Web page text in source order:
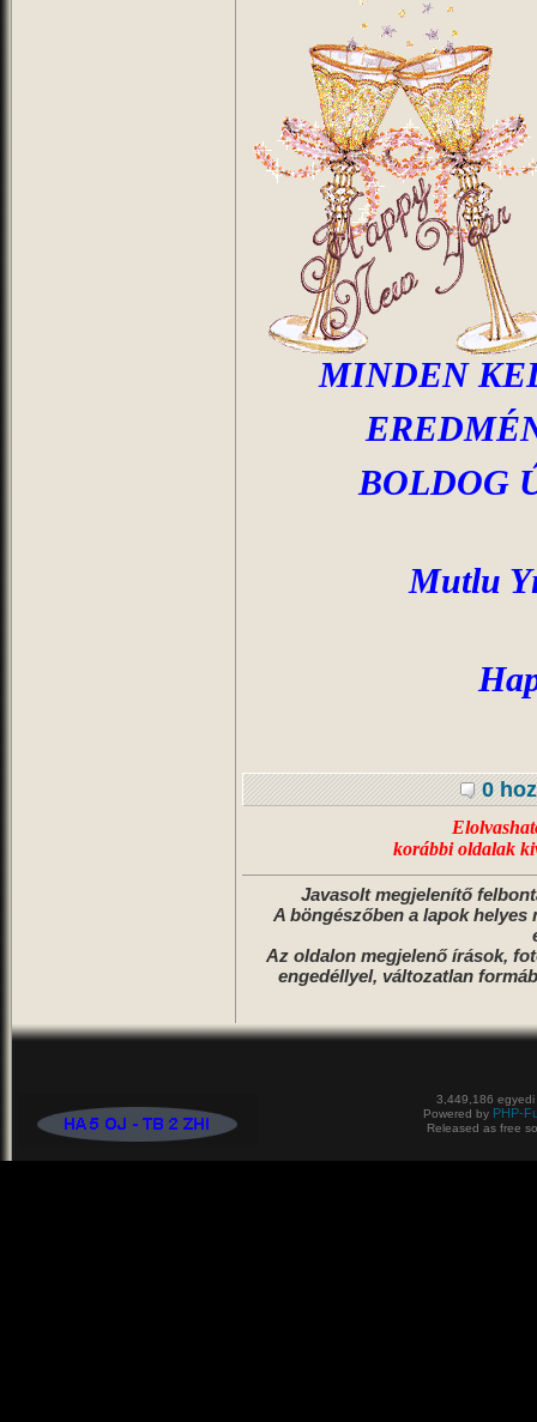
MINDEN
BOLDOG
Mutlu
0
korábbi oldalak
Javasolt megjelenítő
A böngészőben a lapok helyes
Az oldalon megjelenő írások,
engedéllyel, változatlan
3,449,186
Powered by PHP-
Released as free